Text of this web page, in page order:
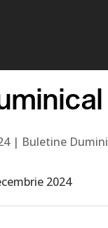
| Buletine
2024